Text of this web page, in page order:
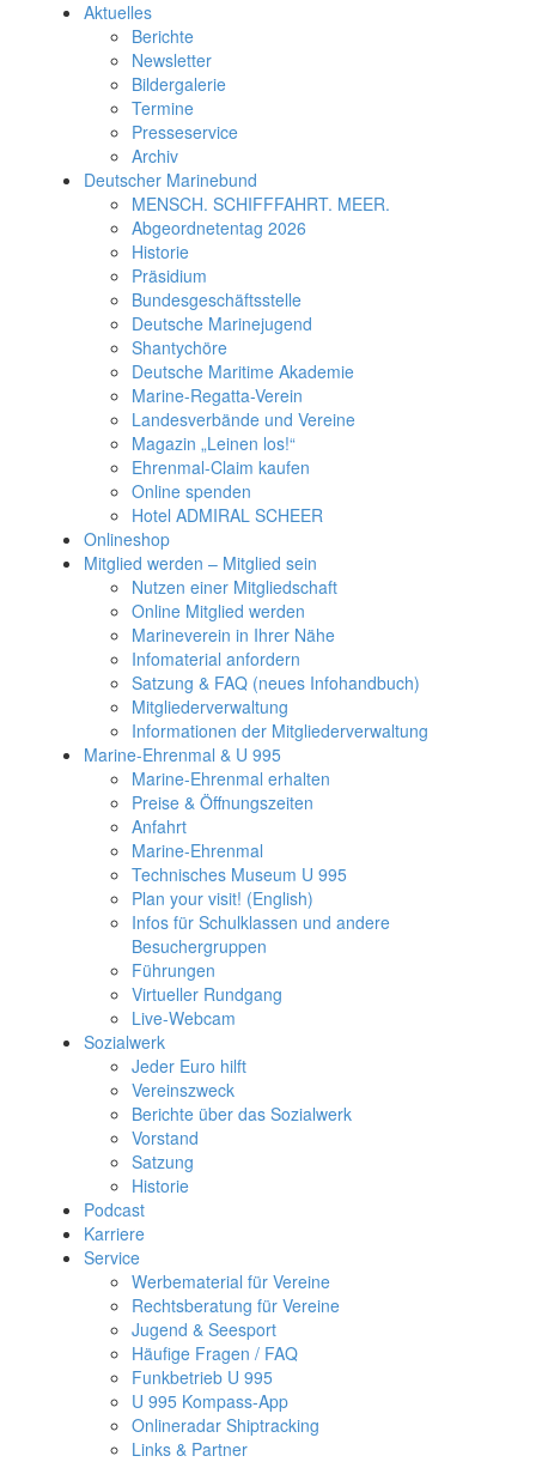
Aktuelles
Berichte
Newsletter
Bildergalerie
Termine
Presseservice
Archiv
Deutscher Marinebund
MENSCH. SCHIFFFAHRT. MEER.
Abgeordnetentag 2026
Historie
Präsidium
Bundesgeschäftsstelle
Deutsche Marinejugend
Shantychöre
Deutsche Maritime Akademie
Marine-Regatta-Verein
Landesverbände und Vereine
Magazin „Leinen los!“
Ehrenmal-Claim kaufen
Online spenden
Hotel ADMIRAL SCHEER
Onlineshop
Mitglied werden – Mitglied sein
Nutzen einer Mitgliedschaft
Online Mitglied werden
Marineverein in Ihrer Nähe
Infomaterial anfordern
Satzung & FAQ (neues Infohandbuch)
Mitgliederverwaltung
Informationen der Mitgliederverwaltung
Marine-Ehrenmal & U 995
Marine-Ehrenmal erhalten
Preise & Öffnungszeiten
Anfahrt
Marine-Ehrenmal
Technisches Museum U 995
Plan your visit! (English)
Infos für Schulklassen und andere
Besuchergruppen
Führungen
Virtueller Rundgang
Live-Webcam
Sozialwerk
Jeder Euro hilft
Vereinszweck
Berichte über das Sozialwerk
Vorstand
Satzung
Historie
Podcast
Karriere
Service
Werbematerial für Vereine
Rechtsberatung für Vereine
Jugend & Seesport
Häufige Fragen / FAQ
Funkbetrieb U 995
U 995 Kompass-App
Onlineradar Shiptracking
Links & Partner